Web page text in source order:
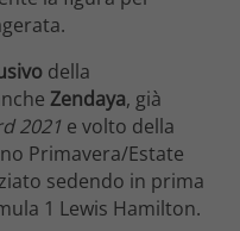
della
Zendaya, già
2021 e volto della
Primavera/Estate
sedendo in prima
1 Lewis Hamilton.